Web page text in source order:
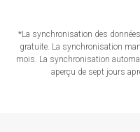
*La synchronisation des
gratuite. La synchronisation
mois. La synchronisation
aperçu de sept jours